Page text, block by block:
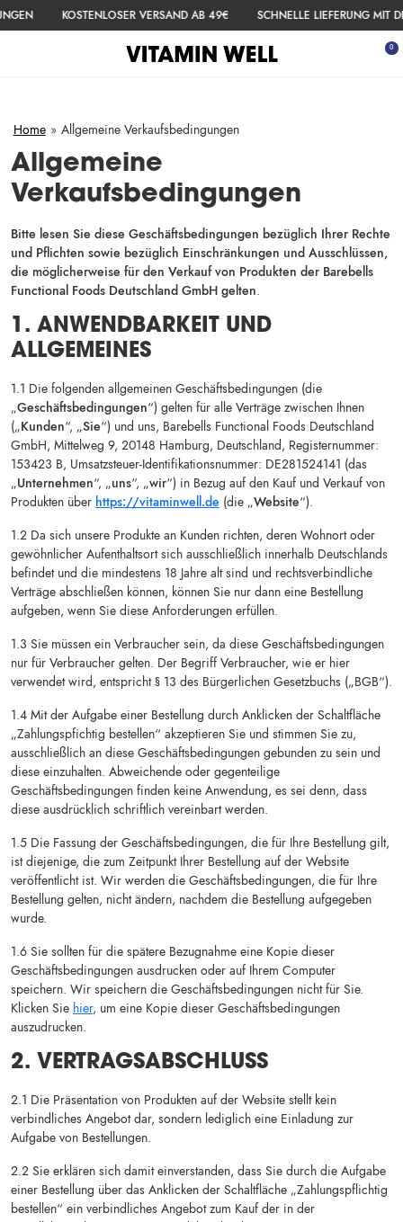
ZUM INHALT SPRINGEN
KOSTENLOSER VERSAND AB 49€ SCHNELLE LIEFERUNG MIT DHL
0
Home » Allgemeine Verkaufsbedingungen
Allgemeine
Verkaufsbedingungen
Bitte lesen Sie diese Geschäftsbedingungen bezüglich Ihrer Rechte
und Pflichten sowie bezüglich Einschränkungen und Ausschlüssen,
die möglicherweise für den Verkauf von Produkten der Barebells
Functional Foods Deutschland GmbH gelten.
1. ANWENDBARKEIT UND
ALLGEMEINES
1.1 Die folgenden allgemeinen Geschäftsbedingungen (die
„Geschäftsbedingungen“) gelten für alle Verträge zwischen Ihnen
(„Kunden“, „Sie“) und uns, Barebells Functional Foods Deutschland
GmbH, Mittelweg 9, 20148 Hamburg, Deutschland, Registernummer:
153423 B, Umsatzsteuer-Identifikationsnummer: DE281524141 (das
„Unternehmen“, „uns“, „wir“) in Bezug auf den Kauf und Verkauf von
Produkten über https://vitaminwell.de (die „Website“).
1.2 Da sich unsere Produkte an Kunden richten, deren Wohnort oder
gewöhnlicher Aufenthaltsort sich ausschließlich innerhalb Deutschlands
befindet und die mindestens 18 Jahre alt sind und rechtsverbindliche
Verträge abschließen können, können Sie nur dann eine Bestellung
aufgeben, wenn Sie diese Anforderungen erfüllen.
1.3 Sie müssen ein Verbraucher sein, da diese Geschäftsbedingungen
nur für Verbraucher gelten. Der Begriff Verbraucher, wie er hier
verwendet wird, entspricht § 13 des Bürgerlichen Gesetzbuchs („BGB“).
1.4 Mit der Aufgabe einer Bestellung durch Anklicken der Schaltfläche
„Zahlungspfichtig bestellen“ akzeptieren Sie und stimmen Sie zu,
ausschließlich an diese Geschäftsbedingungen gebunden zu sein und
diese einzuhalten. Abweichende oder gegenteilige
Geschäftsbedingungen finden keine Anwendung, es sei denn, dass
diese ausdrücklich schriftlich vereinbart werden.
1.5 Die Fassung der Geschäftsbedingungen, die für Ihre Bestellung gilt,
ist diejenige, die zum Zeitpunkt Ihrer Bestellung auf der Website
veröffentlicht ist. Wir werden die Geschäftsbedingungen, die für Ihre
Bestellung gelten, nicht ändern, nachdem die Bestellung aufgegeben
wurde.
1.6 Sie sollten für die spätere Bezugnahme eine Kopie dieser
Geschäftsbedingungen ausdrucken oder auf Ihrem Computer
speichern. Wir speichern die Geschäftsbedingungen nicht für Sie.
Klicken Sie hier, um eine Kopie dieser Geschäftsbedingungen
auszudrucken.
2. VERTRAGSABSCHLUSS
2.1 Die Präsentation von Produkten auf der Website stellt kein
verbindliches Angebot dar, sondern lediglich eine Einladung zur
Aufgabe von Bestellungen.
2.2 Sie erklären sich damit einverstanden, dass Sie durch die Aufgabe
einer Bestellung über das Anklicken der Schaltfläche „Zahlungspflichtig
bestellen“ ein verbindliches Angebot zum Kauf der in der
ausblenden